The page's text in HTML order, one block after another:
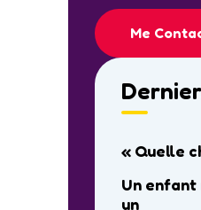
Me
« Quelle
Un enfant
un